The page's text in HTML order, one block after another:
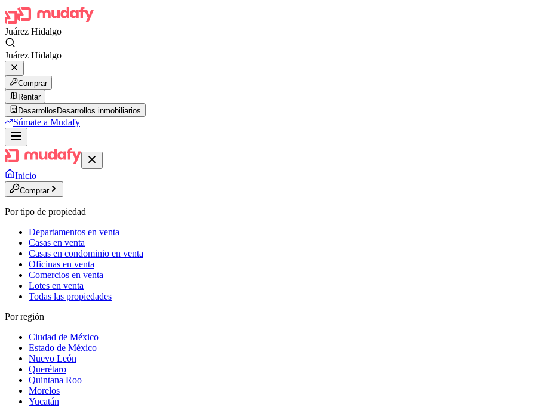
Juárez Hidalgo
Juárez Hidalgo
Comprar
Rentar
Desarrollos Desarrollos inmobiliarios
Súmate a Mudafy
Inicio
Comprar
Por tipo de propiedad
Departamentos en venta
Casas en venta
Casas en condominio en venta
Oficinas en venta
Comercios en venta
Lotes en venta
Todas las propiedades
Por región
Ciudad de México
Estado de México
Nuevo León
Querétaro
Quintana Roo
Morelos
Yucatán